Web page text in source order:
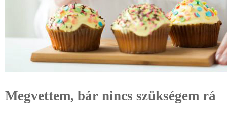
Megvettem, bár nincs szükségem rá